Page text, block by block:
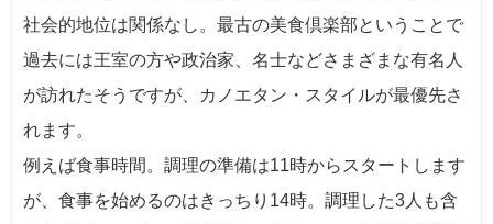
社会的地位は関係なし。最古の美食倶楽部ということで
過去には王室の方や政治家、名士などさまざまな有名人
が訪れたそうですが、カノエタン・スタイルが最優先さ
れます。
例えば食事時間。調理の準備は11時からスタートします
が、食事を始めるのはきっちり14時。調理した3人も含